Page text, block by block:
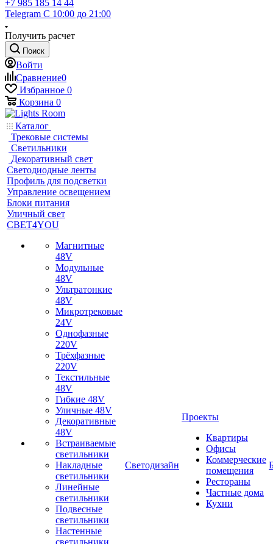
+7 985 185 14 44
Telegram С 10:00 до 21:00
Получить расчет
Поиск
Войти
Сравнение0
Избранное 0
Корзина 0
Каталог
Трековые системы
Светильники
Декоративный свет
Светодиодные ленты
Профиль для подсветки
Управление освещением
Блоки питания
Уличный свет
СВЕТ4YOU
Магнитные
48V
Модульные
48V
Ультратонкие
48V
Микротрековые
24V
Однофазные
220V
Трёхфазные
220V
Текстильные
48V
Гибкие 48V
Уличные 48V
Декоративные
48V
Встраиваемые
светильники
Накладные
светильники
Линейные
светильники
Подвесные
светильники
Настенные
светильники
Светодизайн
Проекты
Квартиры
Офисы
Коммерческие
помещения
Рестораны
Частные дома
Кухни